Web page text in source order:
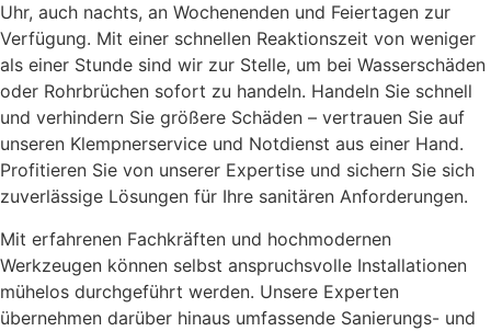
Uhr, auch nachts, an Wochenenden und Feiertagen zur
Verfügung. Mit einer schnellen Reaktionszeit von weniger
als einer Stunde sind wir zur Stelle, um bei Wasserschäden
oder Rohrbrüchen sofort zu handeln. Handeln Sie schnell
und verhindern Sie größere Schäden – vertrauen Sie auf
unseren Klempnerservice und Notdienst aus einer Hand.
Profitieren Sie von unserer Expertise und sichern Sie sich
zuverlässige Lösungen für Ihre sanitären Anforderungen.
Mit erfahrenen Fachkräften und hochmodernen
Werkzeugen können selbst anspruchsvolle Installationen
mühelos durchgeführt werden. Unsere Experten
übernehmen darüber hinaus umfassende Sanierungs- und